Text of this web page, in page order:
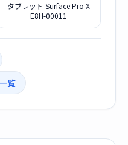
タブレット Surface Pro X
E8H-00011
覧